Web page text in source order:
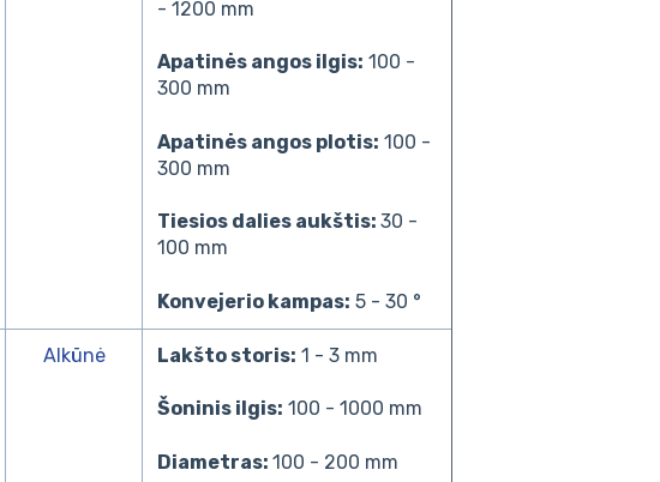
- 1200 mm
Apatinės angos ilgis: 100 -
300 mm
Apatinės angos plotis: 100 -
300 mm
Tiesios dalies aukštis: 30 -
100 mm
Konvejerio kampas: 5 - 30 °
Alkūnė Lakšto storis: 1 - 3 mm
Šoninis ilgis: 100 - 1000 mm
Diametras: 100 - 200 mm